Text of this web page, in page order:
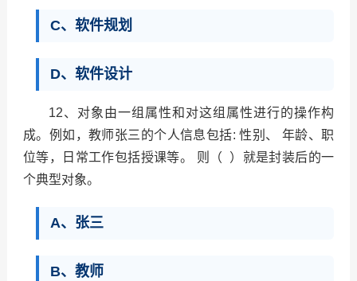
C、软件规划
D、软件设计
12、对象由一组属性和对这组属性进行的操作构
成。例如，教师张三的个人信息包括: 性别、 年龄、职
位等，日常工作包括授课等。 则（ ）就是封装后的一
个典型对象。
A、张三
B、教师